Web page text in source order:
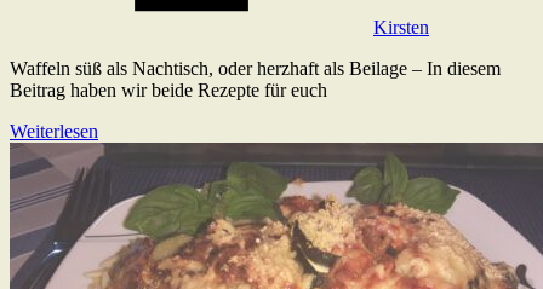
Kirsten
Waffeln süß als Nachtisch, oder herzhaft als Beilage – In diesem
Beitrag haben wir beide Rezepte für euch
Weiterlesen